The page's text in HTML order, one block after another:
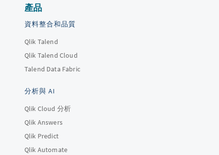
產品
資料整合和品質
Qlik Talend
Qlik Talend Cloud
Talend Data Fabric
分析與 AI
Qlik Cloud 分析
Qlik Answers
Qlik Predict
Qlik Automate